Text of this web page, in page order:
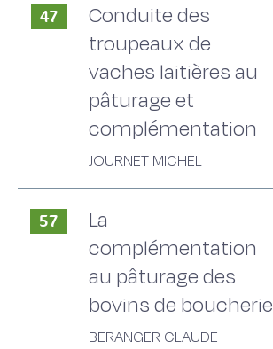
47
Conduite des
troupeaux de
vaches laitières au
pâturage et
complémentation
JOURNET MICHEL
57
La
complémentation
au pâturage des
bovins de boucherie
BERANGER CLAUDE